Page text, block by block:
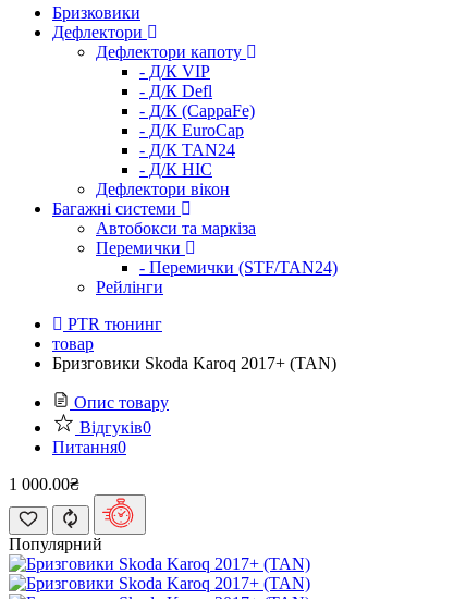
Бризковики
Дефлектори
Дефлектори капоту
- Д/К VIP
- Д/К Defl
- Д/К (CappaFe)
- Д/К EuroCap
- Д/К TAN24
- Д/К HIC
Дефлектори вікон
Багажні системи
Автобокси та маркіза
Перемички
- Перемички (STF/TAN24)
Рейлінги
PTR тюнинг
товар
Бризговики Skoda Karoq 2017+ (TAN)
Опис товару
Відгуків0
Питання0
1 000.00₴
Популярний